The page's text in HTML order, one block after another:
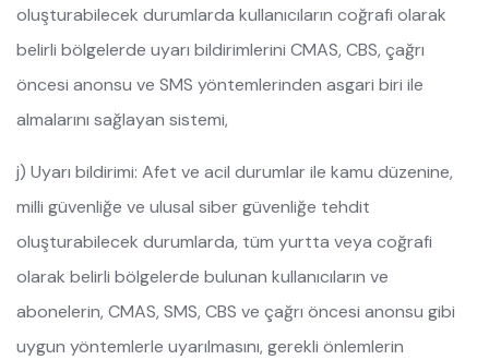
oluşturabilecek durumlarda kullanıcıların coğrafi olarak
belirli bölgelerde uyarı bildirimlerini CMAS, CBS, çağrı
öncesi anonsu ve SMS yöntemlerinden asgari biri ile
almalarını sağlayan sistemi,
j) Uyarı bildirimi: Afet ve acil durumlar ile kamu düzenine,
milli güvenliğe ve ulusal siber güvenliğe tehdit
oluşturabilecek durumlarda, tüm yurtta veya coğrafi
olarak belirli bölgelerde bulunan kullanıcıların ve
abonelerin, CMAS, SMS, CBS ve çağrı öncesi anonsu gibi
uygun yöntemlerle uyarılmasını, gerekli önlemlerin